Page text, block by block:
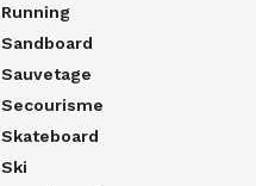
Running
Sandboard
Sauvetage
Secourisme
Skateboard
Ski